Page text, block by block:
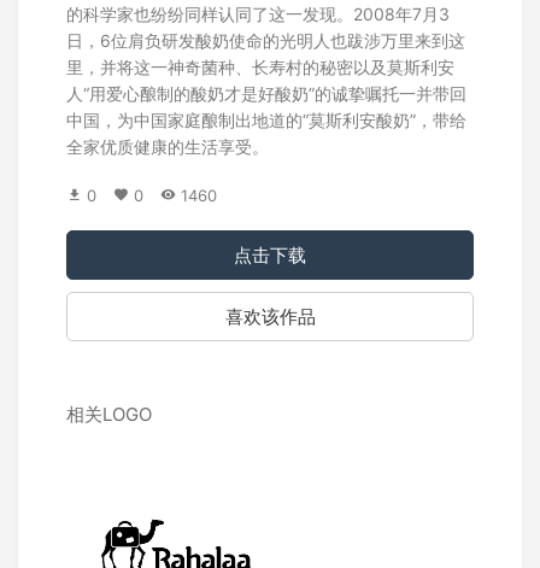
的科学家也纷纷同样认同了这一发现。2008年7月3
日，6位肩负研发酸奶使命的光明人也跋涉万里来到这
里，并将这一神奇菌种、长寿村的秘密以及莫斯利安
人“用爱心酿制的酸奶才是好酸奶”的诚挚嘱托一并带回
中国，为中国家庭酿制出地道的“莫斯利安酸奶”，带给
全家优质健康的生活享受。
0 0 1460
点击下载
喜欢该作品
相关LOGO